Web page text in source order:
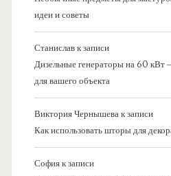
идеи и советы
Станиславк записи
Дизельные генераторы на 60 кВт
для вашего объекта
Виктория Чернышевак записи
Как использовать шторы для
Софияк записи